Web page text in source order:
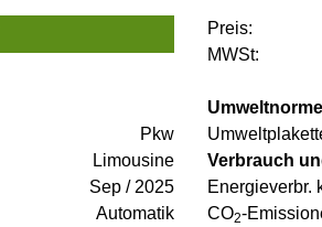
Preis:
MWSt:
Pkw
Limousine
Sep / 2025
Automatik
Verbrauch
Energieverbr.
CO2-